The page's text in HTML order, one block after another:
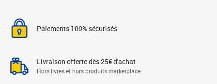
Paiements 100% sécurisés
Livraison offerte dès 25€ d'achat
Hors livres et hors produits marketplace